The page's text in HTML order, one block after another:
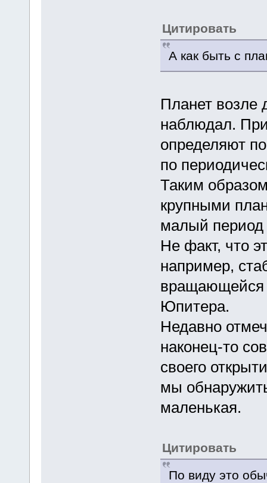
Цитировать
А как быть с
Планет возле
наблюдал.
определяют
по
Таким
крупными
малый
Не факт, что
например,
вращающейся
Юпитера.
Недавно
наконец-то
своего
мы
маленькая.
Цитировать
По виду это